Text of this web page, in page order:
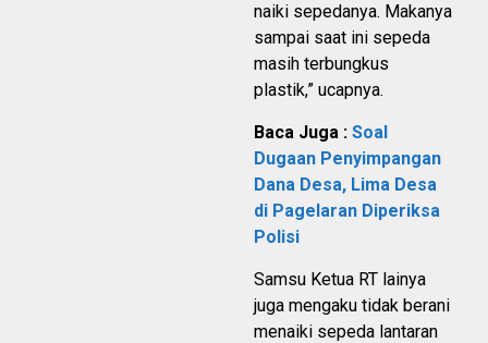
naiki sepedanya. Makanya
sampai saat ini sepeda
masih terbungkus
plastik,” ucapnya.
Baca Juga : Soal
Dugaan Penyimpangan
Dana Desa, Lima Desa
di Pagelaran Diperiksa
Polisi
Samsu Ketua RT lainya
juga mengaku tidak berani
menaiki sepeda lantaran